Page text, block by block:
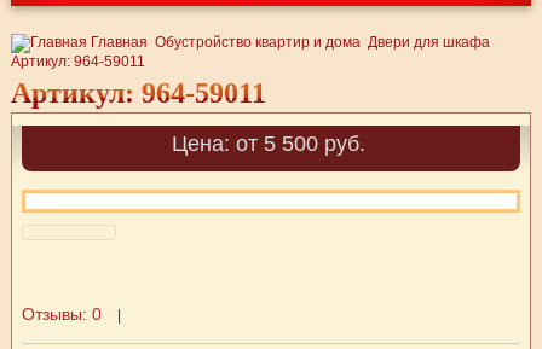
Главная Обустройство квартир и дома Двери для шкафа
Артикул: 964-59011
Артикул: 964-59011
Цена: от 5 500 руб.
Отзывы: 0